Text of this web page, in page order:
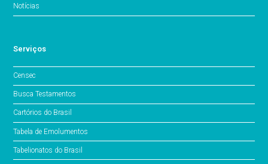
Notícias
Serviços
Censec
Busca Testamentos
Cartórios do Brasil
Tabela de Emolumentos
Tabelionatos do Brasil